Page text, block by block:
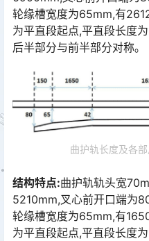
轮缘槽宽度为65mm,有
为平直段起点,平直段长度
后半部分与前半部分对称｡󠅅󠅃󠄵󠅂󠄪󠇖󠆨󠆨󠇕󠆞󠆒󠅬󠇘󠆭󠆘󠇙󠆝󠅵󠇗󠆭󠆁󠄐󠇗󠅹󠅸󠇖󠆍󠅳󠇖󠅹󠅰󠇖󠆌󠅹
曲护轨长度及各
结构特点:曲护轨轨头宽
5210mm,叉心前开口端为
轮缘槽宽度为65mm,有
为平直段起点,平直段长度